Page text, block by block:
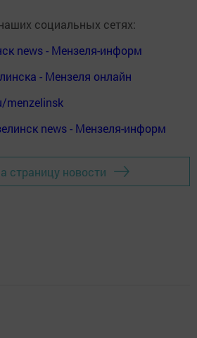
социальных сетях:
news - Мензеля-информ
- Мензеля онлайн
menzelinsk
news - Мензеля-информ
страницу новости